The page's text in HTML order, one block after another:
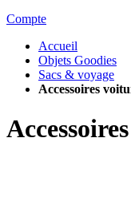
Compte
Accueil
Objets Goodies
Sacs & voyage
Accessoires